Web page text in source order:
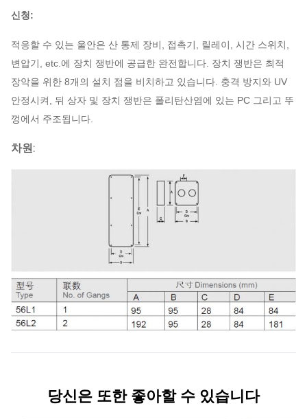
신청:
적응할 수 있는 울안은 산 통제 장비, 접촉기, 릴레이, 시간 스위치,
변압기, etc.에 장치 쟁반에 공급한 완전합니다. 장치 쟁반은 최적
장악을 위한 8개의 설치 점을 비치하고 있습니다. 충격 방지와 UV
안정시켜, 뒤 상자 및 장치 쟁반은 폴리탄산염에 있는 PC 그리고 뚜
껑에서 주조됩니다.
차원:
당신은 또한 좋아할 수 있습니다